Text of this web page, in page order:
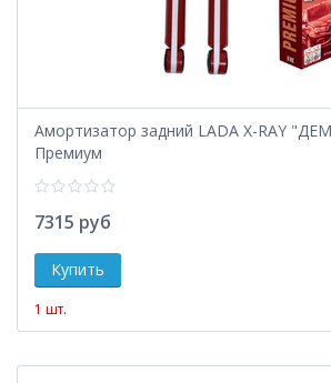
Амортизатор задний LADA X-RAY
Премиум
7315 руб
1 шт.